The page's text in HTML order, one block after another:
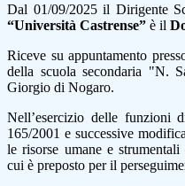
Dal 01/09/2025 il Dirigente
“Università Castrense” è il
Riceve su appuntamento
della scuola secondaria "N.
Giorgio di Nogaro.
Nell’esercizio delle funzioni
165/2001 e successive
le risorse umane e strumentali
cui è preposto per il